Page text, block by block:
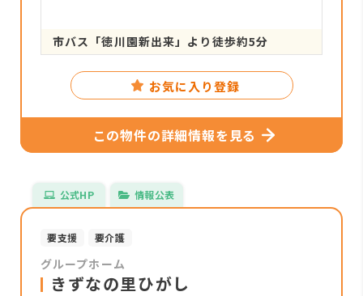
市バス「徳川園新出来」より徒歩約5分
お気に入り登録
この物件の詳細情報を見る
公式HP 情報公表
要支援 要介護
グループホーム
きずなの里ひがし